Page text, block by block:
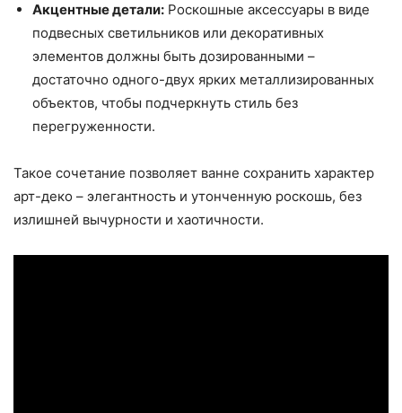
Акцентные детали: Роскошные аксессуары в виде
подвесных светильников или декоративных
элементов должны быть дозированными –
достаточно одного-двух ярких металлизированных
объектов, чтобы подчеркнуть стиль без
перегруженности.
Такое сочетание позволяет ванне сохранить характер
арт-деко – элегантность и утонченную роскошь, без
излишней вычурности и хаотичности.